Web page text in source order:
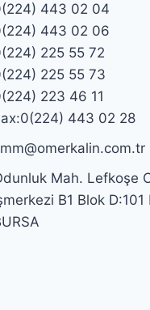
443 02 04
443 02 06
225 55 72
225 55 73
223 46 11
443 02 28
Mah. Lefkoşe
B1 Blok